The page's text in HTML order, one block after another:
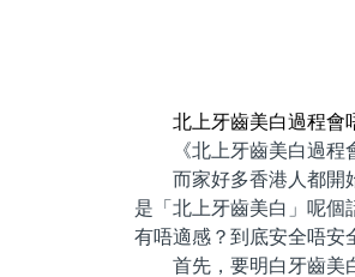
北上牙齒美白過程會
《北上牙齒美白過程會
而家好多香港人都開始
是「北上牙齒美白」呢個
有唔適感？到底安全唔安
首先，要明白牙齒美白